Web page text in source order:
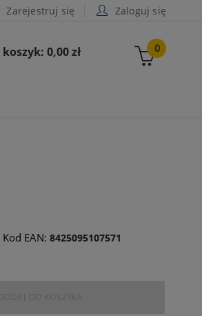
Zarejestruj się Zaloguj się
0
0,00 zł
Kod EAN:8425095107571
DO KOSZYKA